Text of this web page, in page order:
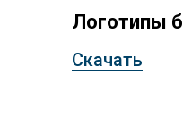
Логотипы
Скачать